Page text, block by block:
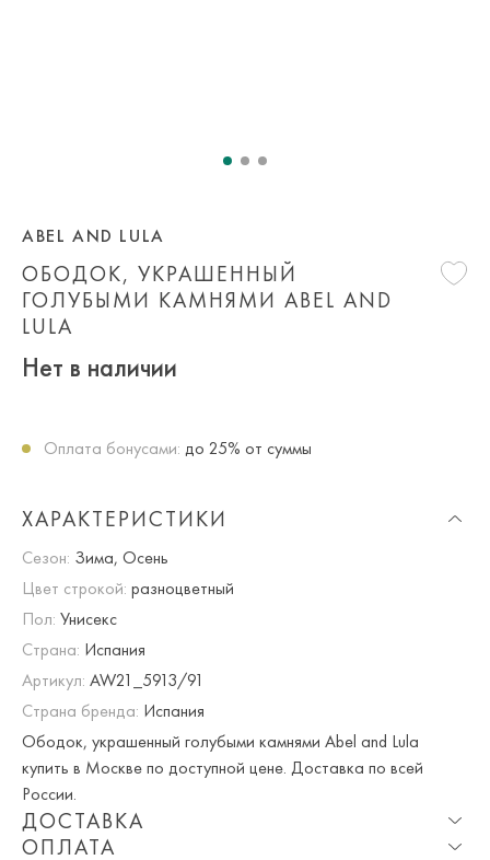
ОБОДОК, УКРАШЕННЫЙ
ГОЛУБЫМИ КАМНЯМИ ABEL AND
LULA
ABEL AND LULA
Нет в наличии
Оплата бонусами: до 25% от суммы
ХАРАКТЕРИСТИКИ
Сезон: Зима, Осень
Цвет строкой: разноцветный
Пол: Унисекс
Страна: Испания
Артикул: AW21_5913/91
Страна бренда: Испания
Ободок, украшенный голубыми камнями Abel and Lula
купить в Москве по доступной цене. Доставка по всей
России.
ДОСТАВКА
ОПЛАТА